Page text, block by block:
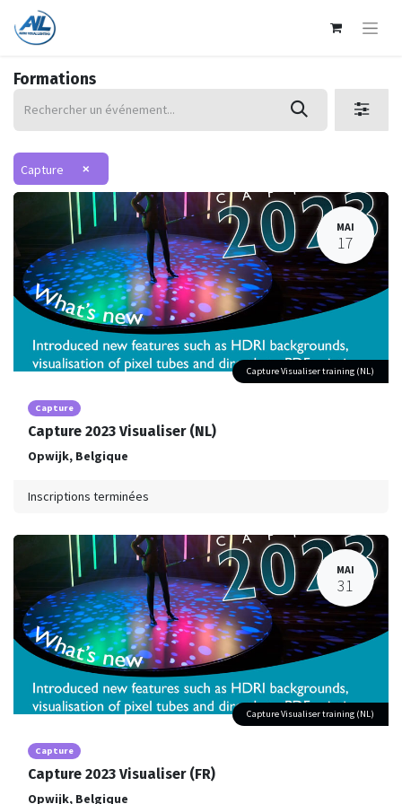
Formations
Capture ×
MAI
17
Capture
Capture 2023 Visualiser (NL)
Capture Visualiser training (NL)
Opwijk, Belgique
Inscriptions terminées
MAI
31
Capture
Capture 2023 Visualiser (FR)
Capture Visualiser training (NL)
Opwijk, Belgique